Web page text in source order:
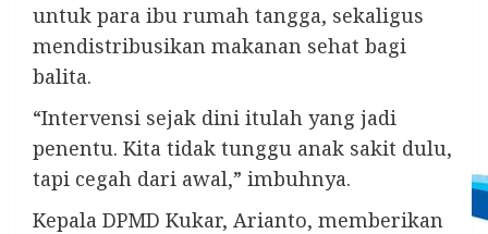
untuk para ibu rumah tangga, sekaligus
mendistribusikan makanan sehat bagi
balita.
“Intervensi sejak dini itulah yang jadi
penentu. Kita tidak tunggu anak sakit dulu,
tapi cegah dari awal,” imbuhnya.
Kepala DPMD Kukar, Arianto, memberikan